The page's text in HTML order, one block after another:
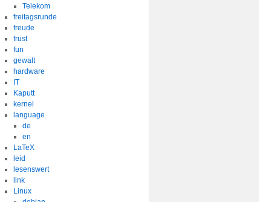
Telekom
freitagsrunde
freude
frust
fun
gewalt
hardware
IT
Kaputt
kernel
language
de
en
LaTeX
leid
lesenswert
link
Linux